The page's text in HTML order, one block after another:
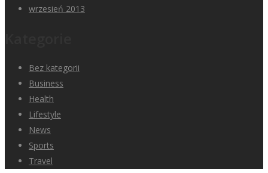
wrzesień 2013
Bez kategorii
Business
Health
Lifestyle
News
Sports
Travel